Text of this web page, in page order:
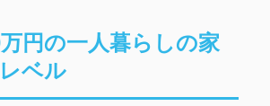
円の一人暮らしの家
ベル